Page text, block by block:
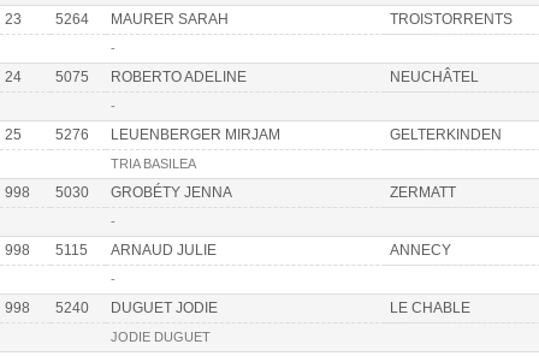
23 5264 MAURER SARAH TROISTORRENTS
-
24 5075 ROBERTO ADELINE NEUCHÂTEL
-
25 5276 LEUENBERGER MIRJAM GELTERKINDEN
TRIA BASILEA
998 5030 GROBÉTY JENNA ZERMATT
-
998 5115 ARNAUD JULIE ANNECY
-
998 5240 DUGUET JODIE LE CHABLE
JODIE DUGUET